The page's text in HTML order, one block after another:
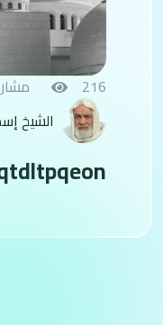
الشيخ
216